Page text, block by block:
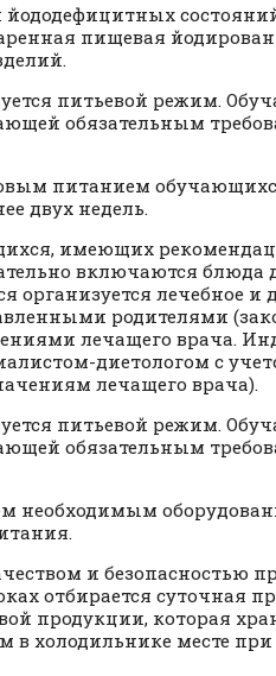
пищевая
питьевой режим.
обязательным
питанием
двух недель.
имеющих
включаются блюда
организуется лечебное и
родителями
лечащего врача.
диетологом с
лечащего врача).
питьевой режим.
обязательным
необходимым
и безопасностью
отбирается суточная
продукции, которая
в холодильнике месте при